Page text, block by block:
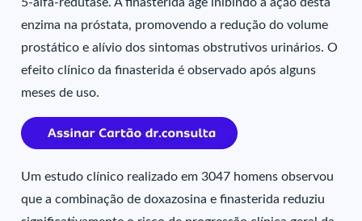
enzima na próstata, promovendo a redução do volume
prostático e alívio dos sintomas obstrutivos urinários. O
efeito clínico da finasterida é observado após alguns
meses de uso.
Um estudo clínico realizado em 3047 homens observou
que a combinação de doxazosina e finasterida reduziu